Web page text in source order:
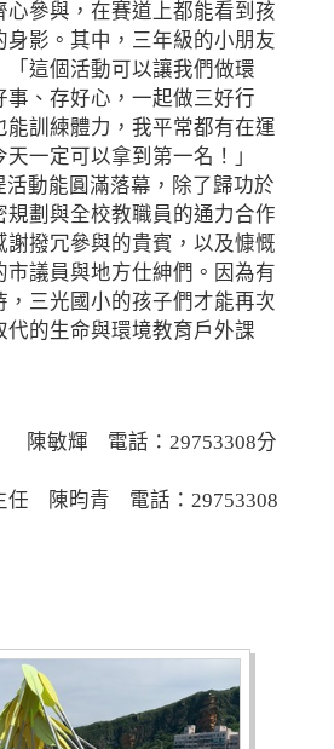
心參與，在賽道上都能看到孩
身影。其中，三年級的小朋友
「這個活動可以讓我們做環
事、存好心，一起做三好行
能訓練體力，我平常都有在運
一定可以拿到第一名！」
動能圓滿落幕，除了歸功於
規劃與全校教職員的通力合作
謝撥冗參與的貴賓，以及慷慨
市議員與地方仕紳們。因為有
，三光國小的孩子們才能再次
代的生命與環境教育戶外課
陳敏輝 電話：29753308分
任 陳昀青 電話：29753308